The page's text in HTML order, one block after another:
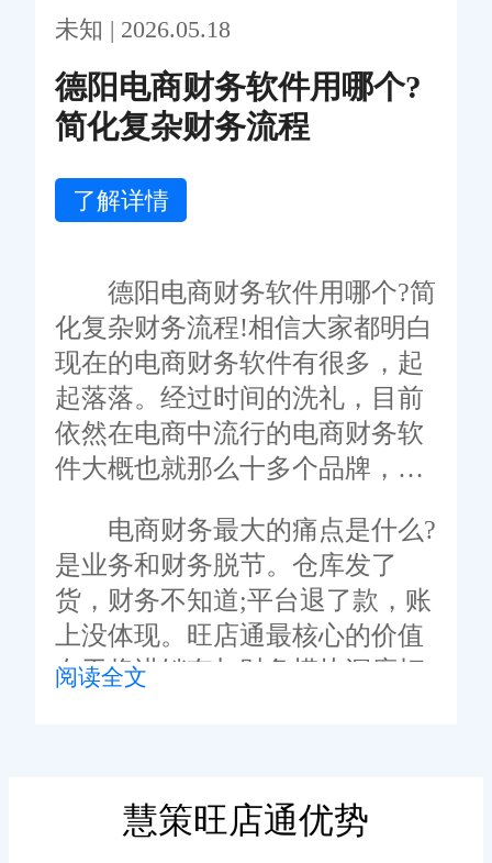
未知 | 2026.05.18
德阳电商财务软件用哪个?
简化复杂财务流程
了解详情
德阳电商财务软件用哪个?简
化复杂财务流程!相信大家都明白
现在的电商财务软件有很多，起
起落落。经过时间的洗礼，目前
依然在电商中流行的电商财务软
件大概也就那么十多个品牌，比
软件，旺店通电商财务软件不仅
可以满足自身现有对软件的需
求，同时也可以满足德阳企业未
来发展壮大的需求。
电商财务最大的痛点是什么?
是业务和财务脱节。仓库发了
货，财务不知道;平台退了款，账
上没体现。旺店通最核心的价值
在于将进销存与财务模块深度打
销售出库自动生成应收凭证，采
购入库自动匹配应付账款，发票
账简直是噩梦。旺店通支持全渠
道订单自动聚合，各平台的收
阅读全文
慧策旺店通优势